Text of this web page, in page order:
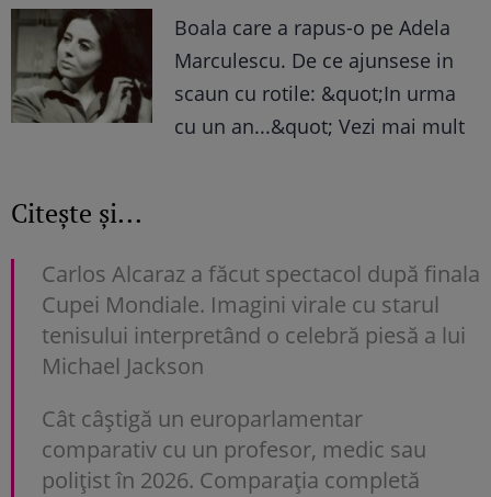
Boala care a rapus-o pe Adela
Marculescu. De ce ajunsese in
scaun cu rotile: &quot;In urma
cu un an...&quot; Vezi mai mult
Citește și...
Carlos Alcaraz a făcut spectacol după finala
Cupei Mondiale. Imagini virale cu starul
tenisului interpretând o celebră piesă a lui
Michael Jackson
Cât câștigă un europarlamentar
comparativ cu un profesor, medic sau
polițist în 2026. Comparația completă